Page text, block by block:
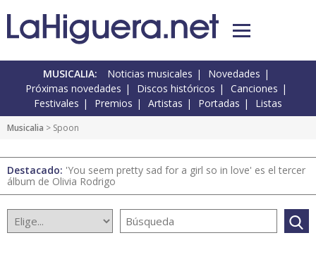
MUSICALIA: Noticias musicales
Novedades
Próximas novedades
Discos históricos
Canciones
Festivales
Premios Artistas Portadas Listas
Musicalia > Spoon
Destacado: 'You seem pretty sad for a girl so in love' es el tercer
álbum de Olivia Rodrigo